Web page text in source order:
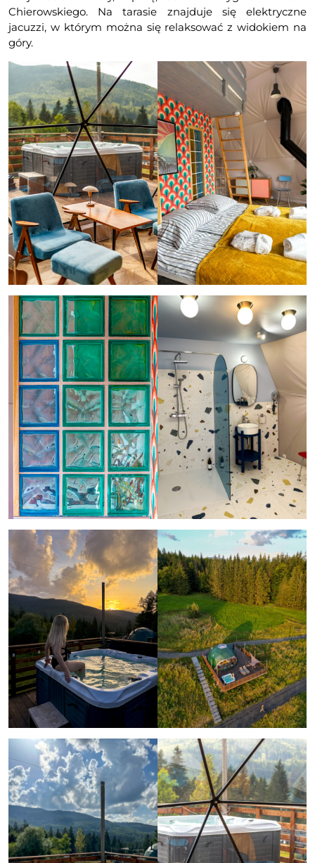
Chierowskiego. Na tarasie znajduje się elektryczne
jacuzzi, w którym można się relaksować z widokiem na
góry.